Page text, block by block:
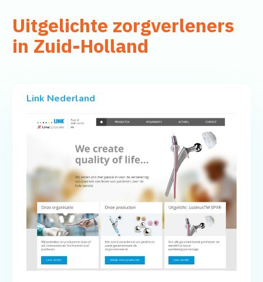
Uitgelichte zorgverleners
in Zuid-Holland
Link Nederland